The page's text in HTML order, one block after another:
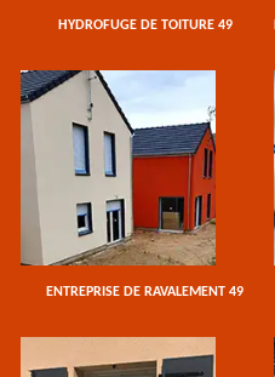
HYDROFUGE DE TOITURE 49
ENTREPRISE DE RAVALEMENT 49